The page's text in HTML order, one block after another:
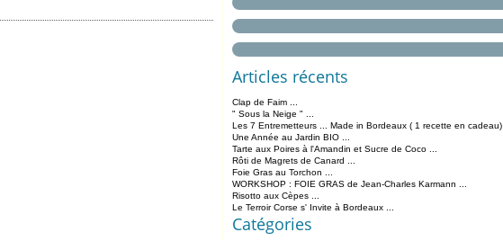
Articles récents
Clap de Faim ...
" Sous la Neige " ...
Les 7 Entremetteurs ... Made in Bordeaux ( 1 recette en cadeau)
Une Année au Jardin BIO ...
Tarte aux Poires à l'Amandin et Sucre de Coco ...
Rôti de Magrets de Canard ...
Foie Gras au Torchon ...
WORKSHOP : FOIE GRAS de Jean-Charles Karmann ...
Risotto aux Cèpes ...
Le Terroir Corse s' Invite à Bordeaux ...
Catégories